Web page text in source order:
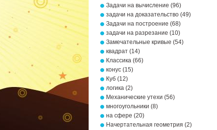
Задачи на вычисление (96)
задачи на доказательство (49)
Задачи на построение (68)
задачи на разрезание (10)
Замечательные кривые (54)
квадрат (14)
Классика (66)
конус (15)
Куб (12)
логика (2)
Механические утехи (56)
многоугольники (8)
на сфере (20)
Начертательная геометрия (2)